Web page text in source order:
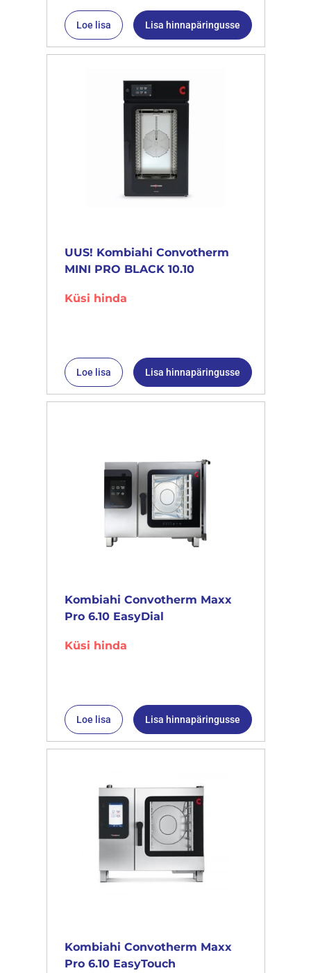
Loe lisa Lisa hinnapäringusse
UUS! Kombiahi Convotherm
MINI PRO BLACK 10.10
Küsi hinda
Loe lisa Lisa hinnapäringusse
Kombiahi Convotherm Maxx
Pro 6.10 EasyDial
Küsi hinda
Loe lisa Lisa hinnapäringusse
Kombiahi Convotherm Maxx
Pro 6.10 EasyTouch